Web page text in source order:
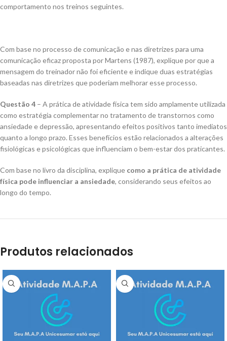
comportamento nos treinos seguintes.
Com base no processo de comunicação e nas diretrizes para uma
comunicação eficaz proposta por Martens (1987), explique por que a
mensagem do treinador não foi eficiente e indique duas estratégias
baseadas nas diretrizes que poderiam melhorar esse processo.
Questão 4 – A prática de atividade física tem sido amplamente utilizada
como estratégia complementar no tratamento de transtornos como
ansiedade e depressão, apresentando efeitos positivos tanto imediatos
quanto a longo prazo. Esses benefícios estão relacionados a alterações
fisiológicas e psicológicas que influenciam o bem-estar dos praticantes.
Com base no livro da disciplina, explique como a prática de atividade
física pode influenciar a ansiedade, considerando seus efeitos ao
longo do tempo.
Produtos relacionados